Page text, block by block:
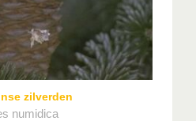
zilverden
numidica